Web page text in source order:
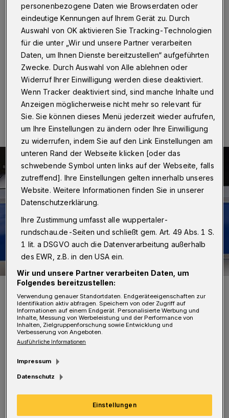
Wuppertal·Ein geparkter Opel kam am Dienstag (17.
Juli 2018) gegen 20.45 Uhr auf der Paradestraße in
Wuppertal ins Rollen und verletzte dabei ein 4-jähriges
Kind.
18.07.2018 , 09:41 Uhr Eine Minute Lesezeit
Symbolbild.
Foto: Polizei
Eine 33-Jährige parkte ihr Auto zum Beladen
am Straßenrand. Plötzlich rollte der Wagen
den Berg hinab. Dabei touchierte die offen
stehende Fahrertür den 4-jährigen Sohn der
personenbezogene Daten wie Browserdaten oder
eindeutige Kennungen auf Ihrem Gerät zu. Durch
Auswahl von OK aktivieren Sie Tracking-Technologien
für die unter „Wir und unsere Partner verarbeiten
Daten, um Ihnen Dienste bereitzustellen“ aufgeführten
Zwecke. Durch Auswahl von Alle ablehnen oder
Widerruf Ihrer Einwilligung werden diese deaktiviert.
Wenn Tracker deaktiviert sind, sind manche Inhalte und
Anzeigen möglicherweise nicht mehr so relevant für
Sie. Sie können dieses Menü jederzeit wieder aufrufen,
um Ihre Einstellungen zu ändern oder Ihre Einwilligung
zu widerrufen, indem Sie auf den Link Einstellungen am
unteren Rand der Webseite klicken [oder das
schwebende Symbol unten links auf der Webseite, falls
zutreffend]. Ihre Einstellungen gelten innerhalb unseres
Website. Weitere Informationen finden Sie in unserer
Datenschutzerklärung.
Ihre Zustimmung umfasst alle wuppertaler-
rundschau.de-Seiten und schließt gem. Art. 49 Abs. 1 S.
1 lit. a DSGVO auch die Datenverarbeitung außerhalb
des EWR, z.B. in den USA ein.
Wir und unsere Partner verarbeiten Daten, um
Folgendes bereitzustellen:
Verwendung genauer Standortdaten. Endgeräteeigenschaften zur
Identifikation aktiv abfragen. Speichern von oder Zugriff auf
Informationen auf einem Endgerät. Personalisierte Werbung und
Inhalte, Messung von Werbeleistung und der Performance von
Inhalten, Zielgruppenforschung sowie Entwicklung und
Verbesserung von Angeboten.
Ausführliche Informationen
Impressum
Datenschutz
Einstellungen